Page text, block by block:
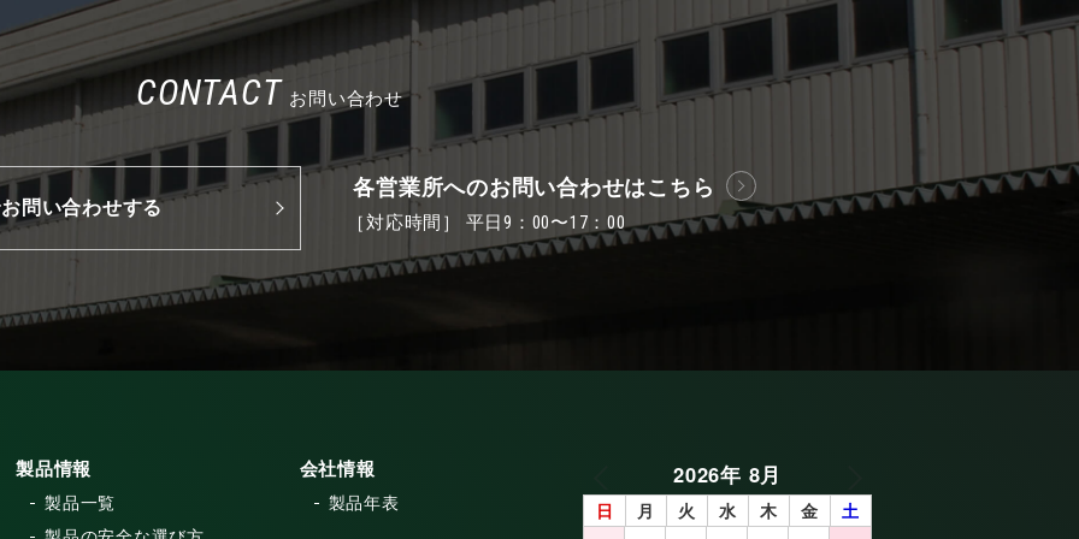
CONTACT お問い合わせ
問い合わせする
各営業所へのお問い合わせはこちら
［対応時間］ 平日9：00〜17：00
製品情報
製品一覧
会社情報
製品年表
2026年 8月
日 月 火 水 木 金 土